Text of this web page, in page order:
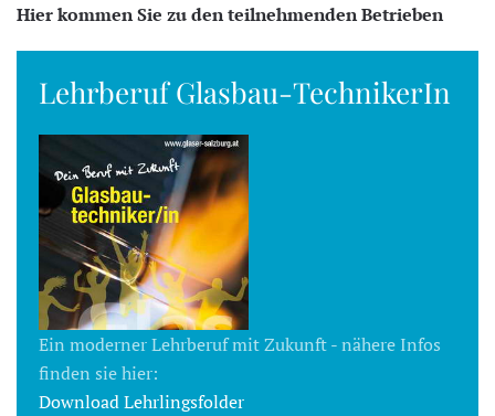
Hier kommen Sie zu den teilnehmenden Betrieben
Lehrberuf Glasbau-TechnikerIn
Ein moderner Lehrberuf mit Zukunft - nähere Infos
finden sie hier:
Download Lehrlingsfolder